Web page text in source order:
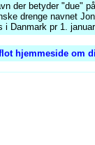
der betyder "due"
drenge navnet
i Danmark pr 1.
hjemmeside om